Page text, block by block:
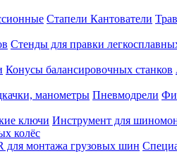
Стапели Кантователи
Стенды для правки
Конусы балансировочных станков
манометры Пневмодрели
ключи Инструмент для
колёс
для монтажа грузовых шин